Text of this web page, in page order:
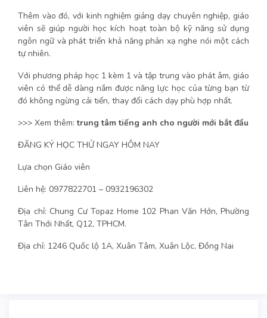
Thêm vào đó, với kinh nghiệm giảng dạy chuyên nghiệp, giáo
viên sẽ giúp người học kích hoạt toàn bộ kỹ năng sử dụng
ngôn ngữ và phát triển khả năng phản xạ nghe nói một cách
tự nhiên.
Với phương pháp học 1 kèm 1 và tập trung vào phát âm, giáo
viên có thể dễ dàng nắm được năng lực học của từng bạn từ
đó không ngừng cải tiến, thay đổi cách dạy phù hợp nhất.
>>> Xem thêm:trung tâm tiếng anh cho người mới bắt đầu
ĐĂNG KÝ HỌC THỬ NGAY HÔM NAY
Lựa chọn Giáo viên
Liên hệ: 0977822701 – 0932196302
Địa chỉ: Chung Cư Topaz Home 102 Phan Văn Hớn, Phường
Tân Thới Nhất, Q12, TPHCM.
Địa chỉ: 1246 Quốc lộ 1A, Xuân Tâm, Xuân Lộc, Đồng Nai